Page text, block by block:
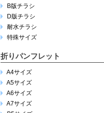
B版チラシ
D版チラシ
耐水チラシ
特殊サイズ
折りパンフレット
A4サイズ
A5サイズ
A6サイズ
A7サイズ